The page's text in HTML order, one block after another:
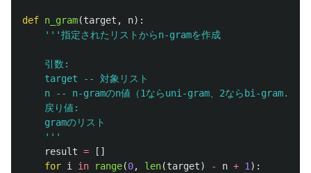
def n_gram(target , n):
'''指定されたリストからn-gramを作成
'''
result =
[]
for i in range(0, len(target) - n + 1 ):